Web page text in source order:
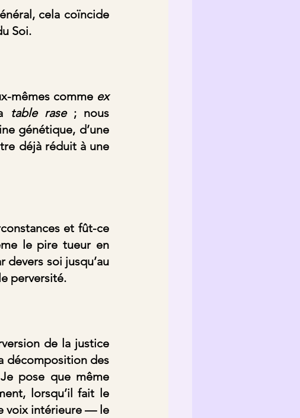
cela coïncide
Soi.
mêmes comme ex
table rase ; nous
génétique, d’une
déjà réduit à une
et fût-ce
le pire tueur en
soi jusqu’au
perversité.
de la justice
décomposition des
pose que même
voix intérieure — le